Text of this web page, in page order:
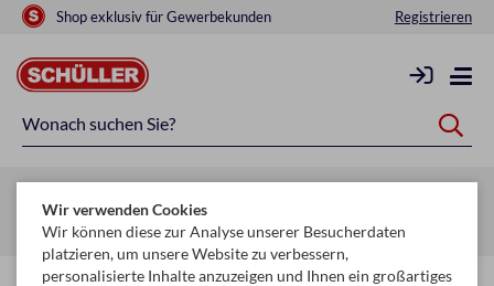
Shop exklusiv für Gewerbekunden Registrieren
Startseite Raucherbedarf Raucherzubehör Zigarettenfilter
Wir verwenden Cookies
Wir können diese zur Analyse unserer Besucherdaten
platzieren, um unsere Website zu verbessern,
personalisierte Inhalte anzuzeigen und Ihnen ein großartiges